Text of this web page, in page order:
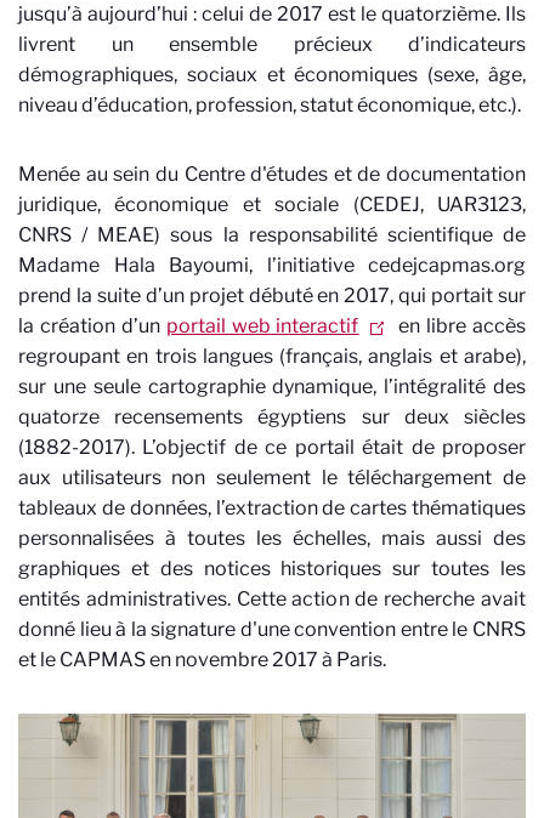
jusqu’à aujourd’hui : celui de 2017 est le quatorzième. Ils
livrent un ensemble précieux d’indicateurs
démographiques, sociaux et économiques (sexe, âge,
niveau d’éducation, profession, statut économique, etc.).
Menée au sein du Centre d'études et de documentation
juridique, économique et sociale (CEDEJ, UAR3123,
CNRS / MEAE) sous la responsabilité scientifique de
Madame Hala Bayoumi, l’initiative cedejcapmas.org
prend la suite d’un projet débuté en 2017, qui portait sur
la création d’un portail web interactif
en libre accès
regroupant en trois langues (français, anglais et arabe),
sur une seule cartographie dynamique, l’intégralité des
quatorze recensements égyptiens sur deux siècles
(1882-2017). L’objectif de ce portail était de proposer
aux utilisateurs non seulement le téléchargement de
tableaux de données, l’extraction de cartes thématiques
personnalisées à toutes les échelles, mais aussi des
graphiques et des notices historiques sur toutes les
entités administratives. Cette action de recherche avait
donné lieu à la signature d'une convention entre le CNRS
et le CAPMAS en novembre 2017 à Paris.